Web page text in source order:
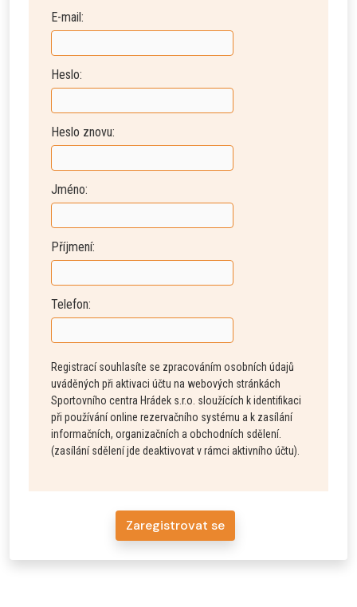
E-mail:
Heslo:
Heslo znovu:
Jméno:
Příjmení:
Telefon:
Registrací souhlasíte se zpracováním osobních údajů
uváděných při aktivaci účtu na webových stránkách
Sportovního centra Hrádek s.r.o. sloužících k identifikaci
při používání online rezervačního systému a k zasílání
informačních, organizačních a obchodních sdělení.
(zasílání sdělení jde deaktivovat v rámci aktivního účtu).
Zaregistrovat se